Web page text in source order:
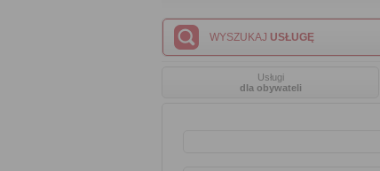
WYSZUKAJ USŁUGĘ
Usługi
dla obywateli